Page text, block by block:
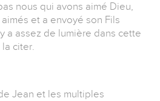
nous qui avons aimé Dieu,
et a envoyé son Fils
a assez de lumière dans cette
citer.
Jean et les multiples